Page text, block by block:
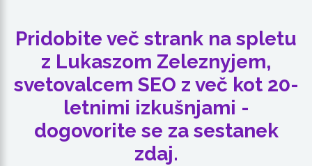
Pridobite več strank na spletu
z Lukaszom Zeleznyjem,
svetovalcem SEO z več kot 20-
letnimi izkušnjami -
dogovorite se za sestanek
zdaj.